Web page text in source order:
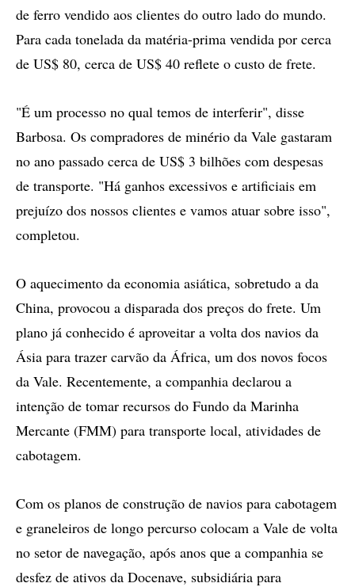
de ferro vendido aos clientes do outro lado do mundo.
Para cada tonelada da matéria-prima vendida por cerca
de US$ 80, cerca de US$ 40 reflete o custo de frete.
"É um processo no qual temos de interferir", disse
Barbosa. Os compradores de minério da Vale gastaram
no ano passado cerca de US$ 3 bilhões com despesas
de transporte. "Há ganhos excessivos e artificiais em
prejuízo dos nossos clientes e vamos atuar sobre isso",
completou.
O aquecimento da economia asiática, sobretudo a da
China, provocou a disparada dos preços do frete. Um
plano já conhecido é aproveitar a volta dos navios da
Ásia para trazer carvão da África, um dos novos focos
da Vale. Recentemente, a companhia declarou a
intenção de tomar recursos do Fundo da Marinha
Mercante (FMM) para transporte local, atividades de
cabotagem.
Com os planos de construção de navios para cabotagem
e graneleiros de longo percurso colocam a Vale de volta
no setor de navegação, após anos que a companhia se
desfez de ativos da Docenave, subsidiária para